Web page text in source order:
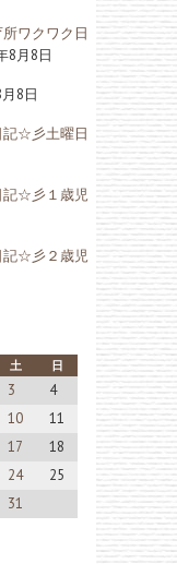
ワクワク日
8月8日
8日
記☆彡土曜日
記☆彡１歳児
記☆彡２歳児
土 日
3
4
10
11
17
18
24
25
31